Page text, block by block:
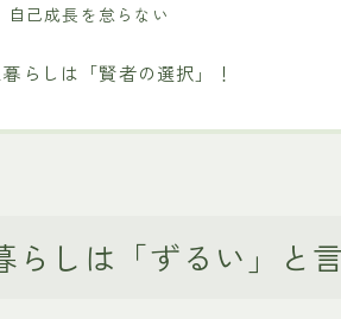
自己成長を怠らない
らしは「賢者の選択」！
らしは「ずるい」と